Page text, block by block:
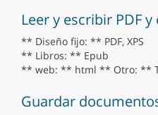
Leer y escribir PDF
** Diseño fijo: ** PDF, XPS
** Libros: ** Epub
** web: ** html ** Otro: **
Guardar